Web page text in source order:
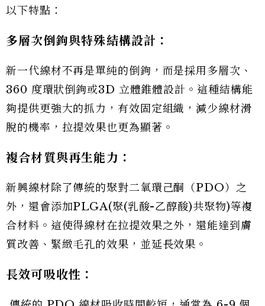
以下特點：
多層次倒鉤與特殊結構設計：
新一代線材不再是單純的倒鉤，而是採用多層次、
360 度環狀倒鉤或3D 立體錐體設計。這種結構能
夠提供更強大的抓力，有效固定組織，減少線材滑
脫的機率，拉提效果也更為顯著。
複合材質與再生能力：
新興線材除了傳統的聚對二氧環己酮（PDO）之
外，還會添加PLGA(聚(乳酸-乙醇酸)共聚物)等複
合材料。這使得線材在拉提效果之外，還能達到膚
質改善、緊緻毛孔的效果，並延長效果。
長效可吸收性：